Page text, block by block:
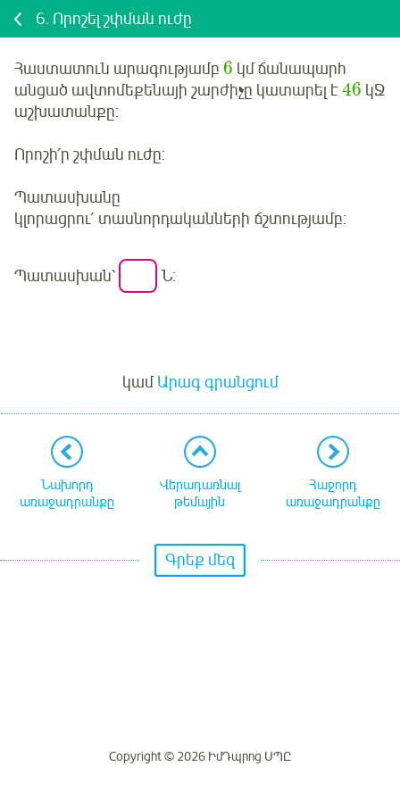
6. Որոշել շփման ուժը
Հաստատուն արագությամբ 6 կմ ճանապարհ
անցած ավտոմեքենայի շարժիչը կատարել է46 կՋ
աշխատանքը:
Որոշի՛ր շփման ուժը:
Պատասխանը
կլորացրու՛ տասնորդականների ճշտությամբ:
Պատասխան՝ Ն:
կամԱրագ գրանցում
Նախորդ
առաջադրանքը
Վերադառնալ
թեմային
Հաջորդ
առաջադրանքը
Գրեք մեզ
Copyright © 2026 ԻմԴպրոց ՍՊԸ